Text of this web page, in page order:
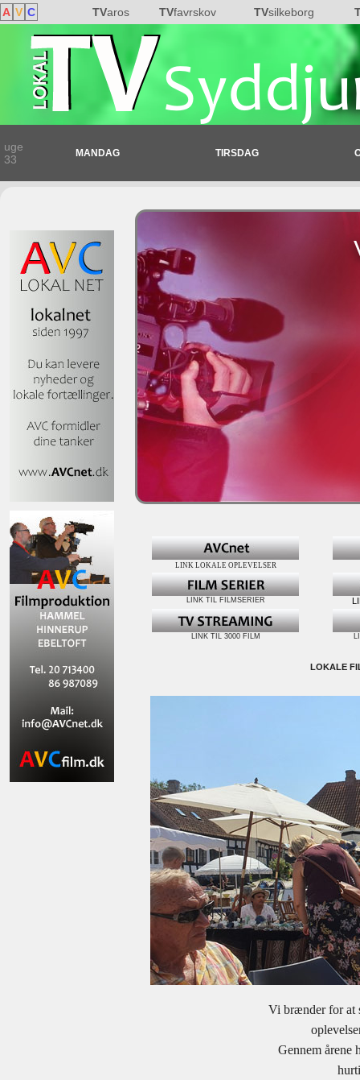
A V C TVaros TVfavrskov TVsilkeborg
uge
33
MANDAG TIRSDAG
LINK LOKALE OPLEVELSER
LINK TIL FILMSERIER
LINK TIL 3000 FILM
LOKALE
Vi brænder for at
Gennem årene